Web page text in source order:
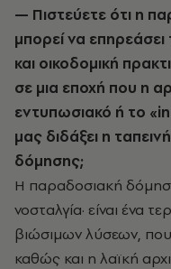
— Πιστεύετε ότι η παραδοσιακή οικοδομική γνώση
μπορεί να
και οικοδομική
σε μια εποχή που η
εντυπωσιακό ή το
μας διδάξει η
δόμησης;
Η παραδοσιακή
νοσταλγία· είναι ένα
βιώσιμων λύσεων, που
καθώς και η λαϊκή